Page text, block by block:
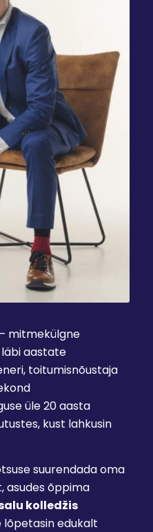
mitmekülgne
aastate
toitumisnõustaja
üle 20 aasta
kust lahkusin
suurendada oma
asudes õppima
kolledžis
lõpetasin edukalt